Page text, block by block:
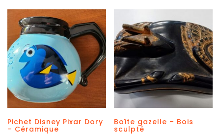
Pichet Disney Pixar Dory
– Céramique
Boîte gazelle – Bois
sculpté